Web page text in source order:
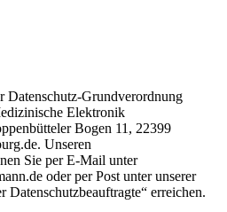
Datenschutz-Grundverordnung
Elektronik
Bogen 11, 22399
Unseren
Sie per E-Mail unter
oder per Post unter unserer
Datenschutzbeauftragte“ erreichen.